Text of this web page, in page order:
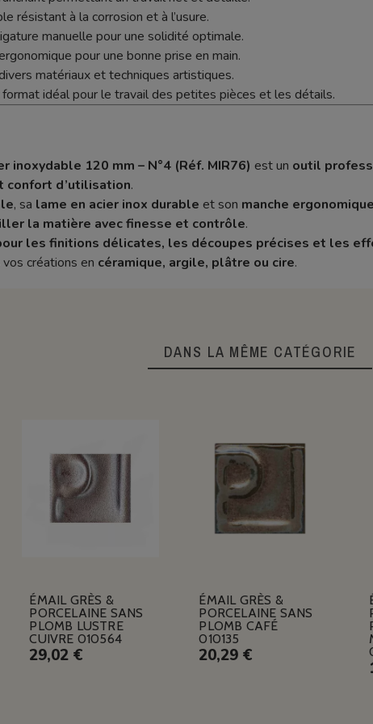
résistant à la corrosion et à l’usure.
manuelle pour une solidité optimale.
pour une bonne prise en main.
matériaux et techniques artistiques.
format idéal pour le travail des petites pièces et les détails.
inoxydable 120 mm – N°4 (Réf. MIR76) est un outil
confort d’utilisation.
, sa lame en acier inox durable et son manche ergonomique
la matière avec finesse et contrôle.
les finitions délicates, les découpes précises et les
créations en céramique, argile, plâtre ou cire.
DANS LA MÊME CATÉGORIE
ÉMAIL GRÈS &
PORCELAINE SANS
PLOMB LUSTRE
CUIVRE 010564
29,02 €
ÉMAIL GRÈS &
PORCELAINE SANS
PLOMB CAFÉ
010135
20,29 €